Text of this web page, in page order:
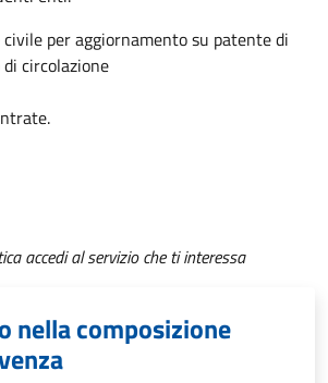
per aggiornamento su patente di
circolazione
accedi al servizio che ti interessa
nella composizione